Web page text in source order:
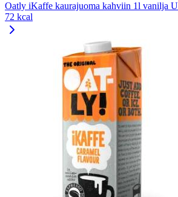
Oatly iKaffe kaurajuoma kahviin 1l vanilja
72 kcal